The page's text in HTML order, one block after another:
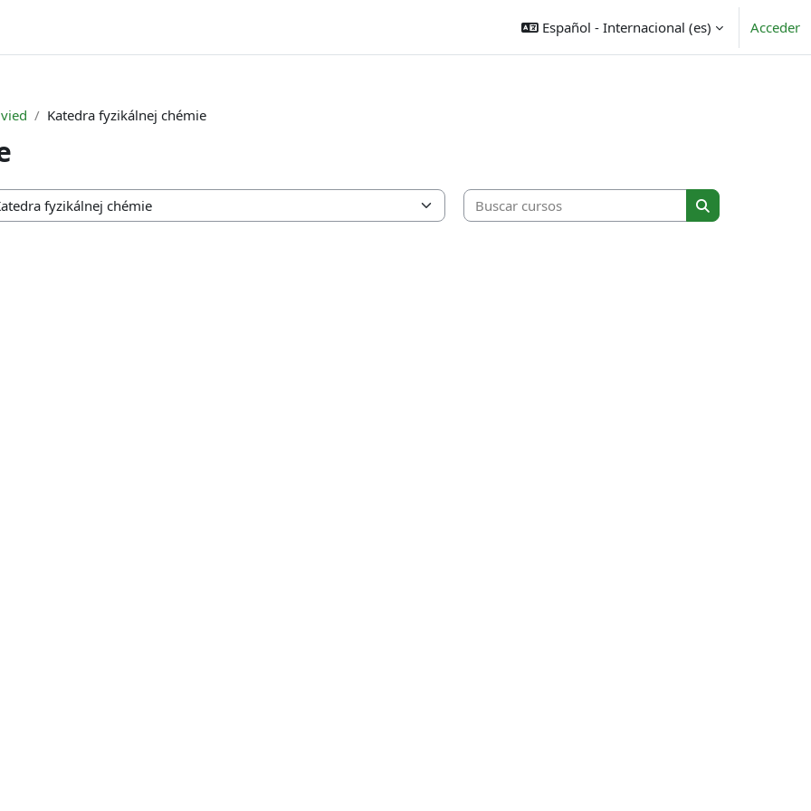
Español - Internacional ‎(es)‎ Acceder
Katedra fyzikálnej chémie
Buscar cursos
Buscar cursos